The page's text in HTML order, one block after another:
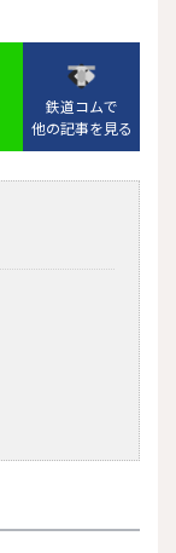
鉄道コムで
他の記事を見る